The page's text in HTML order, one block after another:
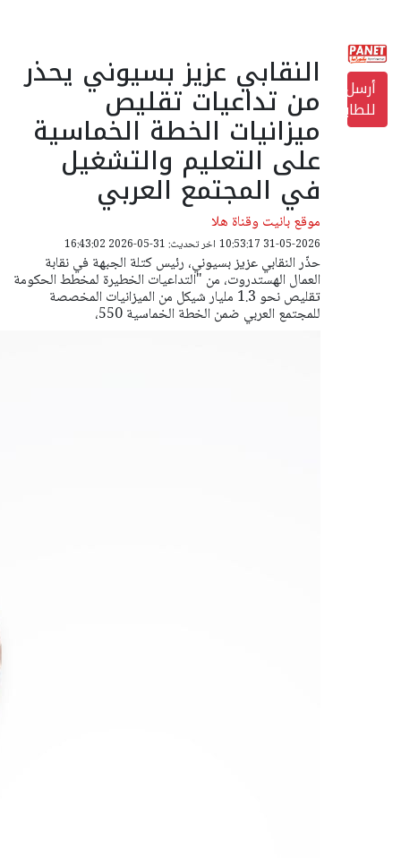
أرسل
للطابعة
النقابي عزيز بسيوني يحذر
من تداعيات تقليص
ميزانيات الخطة الخماسية
على التعليم والتشغيل
في المجتمع العربي
موقع بانيت وقناة هلا
31-05-2026 10:53:17 اخر تحديث: 31-05-2026 16:43:02
حذّر النقابي عزيز بسيوني، رئيس كتلة الجبهة في نقابة
العمال الهستدروت، من "التداعيات الخطيرة لمخطط الحكومة
تقليص نحو 1.3 مليار شيكل من الميزانيات المخصصة
للمجتمع العربي ضمن الخطة الخماسية 550،